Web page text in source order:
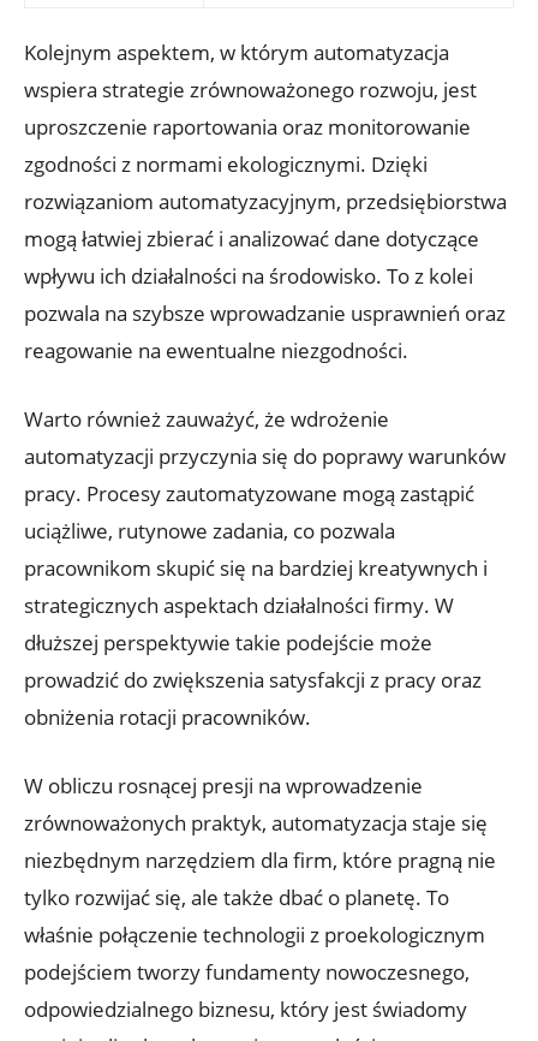
Kolejnym aspektem, w którym automatyzacja
wspiera strategie zrównoważonego rozwoju, jest
uproszczenie raportowania oraz monitorowanie
zgodności z normami ekologicznymi. Dzięki
rozwiązaniom automatyzacyjnym, przedsiębiorstwa
mogą łatwiej zbierać i analizować dane dotyczące
wpływu ich działalności na środowisko. To z kolei
pozwala na szybsze wprowadzanie usprawnień oraz
reagowanie na ewentualne niezgodności.
Warto również zauważyć, że wdrożenie
automatyzacji przyczynia się do poprawy warunków
pracy. Procesy zautomatyzowane mogą zastąpić
uciążliwe, rutynowe zadania, co pozwala
pracownikom skupić się na bardziej kreatywnych i
strategicznych aspektach działalności firmy. W
dłuższej perspektywie takie podejście może
prowadzić do zwiększenia satysfakcji z pracy oraz
obniżenia rotacji pracowników.
W obliczu rosnącej presji na wprowadzenie
zrównoważonych praktyk, automatyzacja staje się
niezbędnym narzędziem dla firm, które pragną nie
tylko rozwijać się, ale także dbać o planetę. To
właśnie połączenie technologii z proekologicznym
podejściem tworzy fundamenty nowoczesnego,
odpowiedzialnego biznesu, który jest świadomy